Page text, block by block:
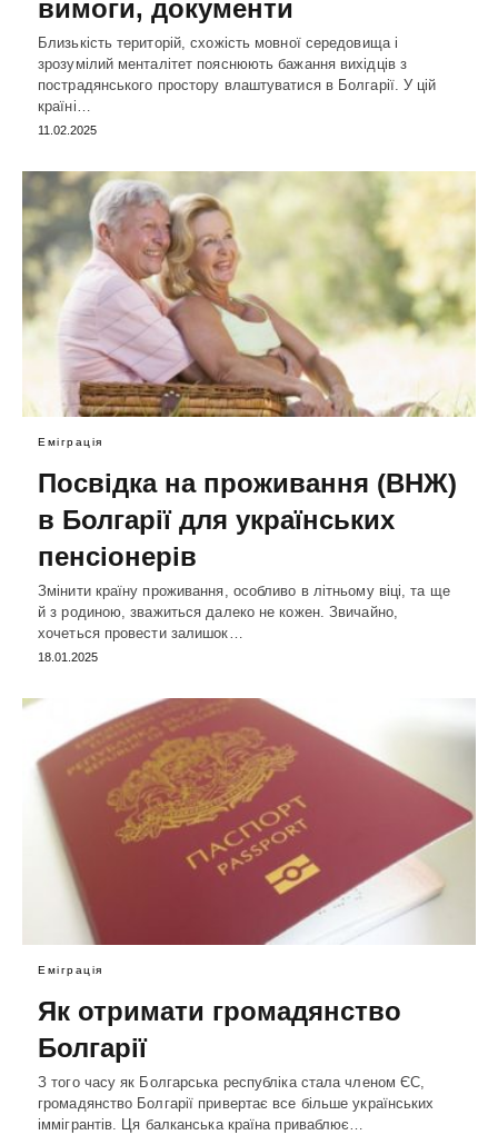
вимоги, документи
Близькість територій, схожість мовної середовища і
зрозумілий менталітет пояснюють бажання вихідців з
пострадянського простору влаштуватися в Болгарії. У цій
країні…
11.02.2025
Еміграція
Посвідка на проживання (ВНЖ)
в Болгарії для українських
пенсіонерів
Змінити країну проживання, особливо в літньому віці, та ще
й з родиною, зважиться далеко не кожен. Звичайно,
хочеться провести залишок…
18.01.2025
Еміграція
Як отримати громадянство
Болгарії
З того часу як Болгарська республіка стала членом ЄС,
громадянство Болгарії привертає все більше українських
іммігрантів. Ця балканська країна приваблює…